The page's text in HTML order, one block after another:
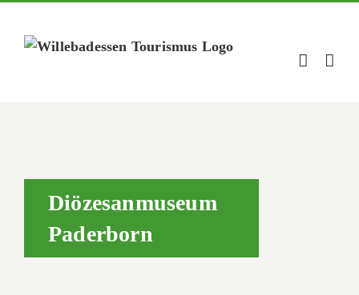
Inhalt
springen
Diözesanmuseum
Paderborn